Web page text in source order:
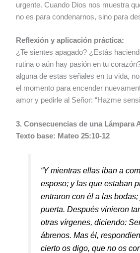
urgente. Cuando Dios nos muestra
no es para condenarnos, sino para
Reflexión y aplicación práctica:
¿Te sientes apagado? ¿Estás
rutina o aún hay pasión en tu
alguna de estas señales en tu vida,
el momento para encender
amor y pedirle al Señor: “Hazme
3. Consecuencias de una Lámpara
Texto base: Mateo 25:10-12
“Y mientras ellas iban a
esposo; y las que estaban
entraron con él a las bodas;
puerta. Después vinieron
otras vírgenes, diciendo:
ábrenos. Mas él,
cierto os digo, que no os